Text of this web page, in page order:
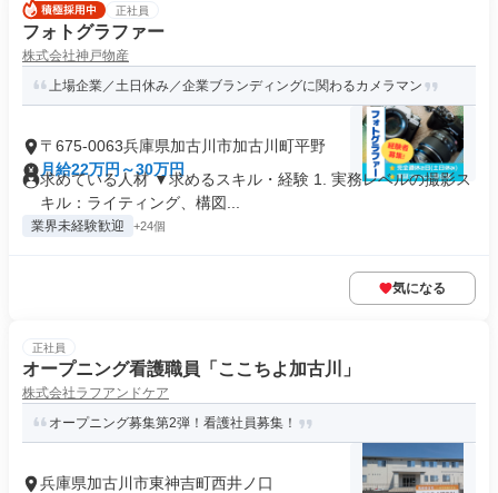
正社員
フォトグラファー
株式会社神戸物産
上場企業／土日休み／企業ブランディングに関わるカメラマン
〒675-0063兵庫県加古川市加古川町平野
月給22万円～30万円
求めている人材 ▼求めるスキル・経験 1. 実務レベルの撮影ス
キル：ライティング、構図...
業界未経験歓迎 +24個
気になる
正社員
オープニング看護職員「ここちよ加古川」
株式会社ラフアンドケア
オープニング募集第2弾！看護社員募集！
兵庫県加古川市東神吉町西井ノ口